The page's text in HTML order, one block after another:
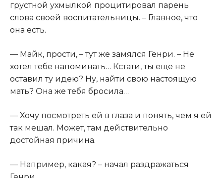
грустной ухмылкой процитировал парень
слова своей воспитательницы. – Главное, что
она есть.
— Майк, прости, – тут же замялся Генри. – Не
хотел тебе напоминать… Кстати, ты еще не
оставил ту идею? Ну, найти свою настоящую
мать? Она же тебя бросила…
— Хочу посмотреть ей в глаза и понять, чем я ей
так мешал. Может, там действительно
достойная причина.
— Например, какая? – начал раздражаться